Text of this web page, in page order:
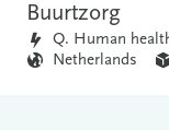
Buurtzorg
Q. Human
Netherlands